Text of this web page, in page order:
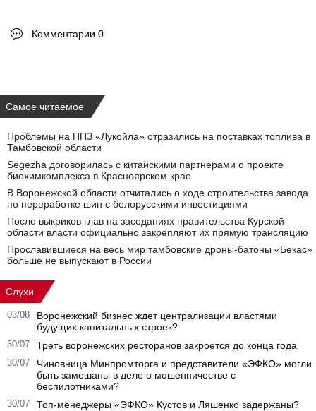
Комментарии 0
Самое читаемое
Проблемы на НПЗ «Лукойла» отразились на поставках топлива в
Тамбовской области
Segezha договорилась с китайскими партнерами о проекте
биохимкомплекса в Красноярском крае
В Воронежской области отчитались о ходе строительства завода
по переработке шин с белорусскими инвестициями
После выкриков глав на заседаниях правительства Курской
области власти официально закрепляют их прямую трансляцию
Прославившиеся на весь мир тамбовские дроны-батоны «Бекас»
больше не выпускают в России
Слухи
03/08
Воронежский бизнес ждет централизации властями
будущих капитальных строек?
30/07 Треть воронежских ресторанов закроется до конца года
30/07
Чиновница Минпромторга и представители «ЭФКО» могли
быть замешаны в деле о мошенничестве с
беспилотниками?
30/07 Топ-менеджеры «ЭФКО» Кустов и Ляшенко задержаны?